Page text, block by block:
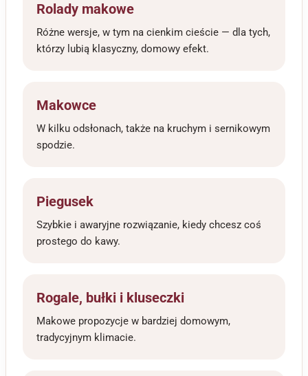
Rolady makowe
Różne wersje, w tym na cienkim cieście — dla tych,
którzy lubią klasyczny, domowy efekt.
Makowce
W kilku odsłonach, także na kruchym i sernikowym
spodzie.
Piegusek
Szybkie i awaryjne rozwiązanie, kiedy chcesz coś
prostego do kawy.
Rogale, bułki i kluseczki
Makowe propozycje w bardziej domowym,
tradycyjnym klimacie.